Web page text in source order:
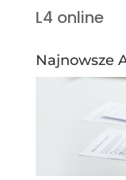
L4 online
Najnowsze